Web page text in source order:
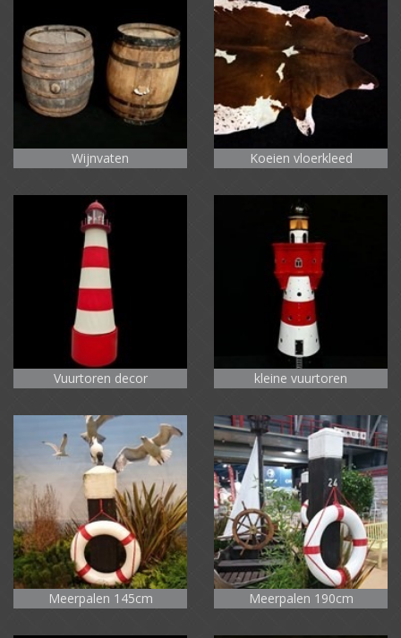
Wijnvaten Koeien vloerkleed
Vuurtoren decor kleine vuurtoren
Meerpalen 145cm Meerpalen 190cm